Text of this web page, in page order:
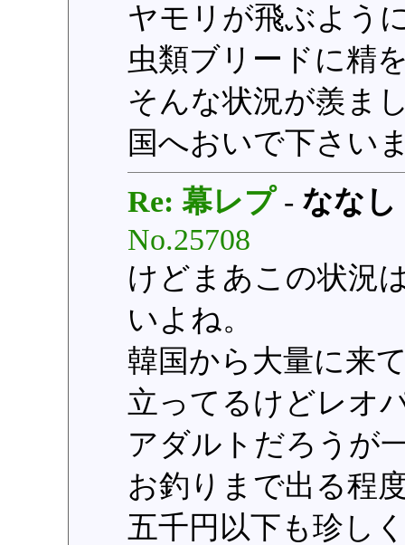
ヤモリが飛ぶよう
虫類ブリードに精
そんな状況が羨ま
国へおいで下さい
Re: 幕レプ- ななし
No.25708
けどまあこの状況
いよね。
韓国から大量に来
立ってるけどレオ
アダルトだろうが
お釣りまで出る程
五千円以下も珍し